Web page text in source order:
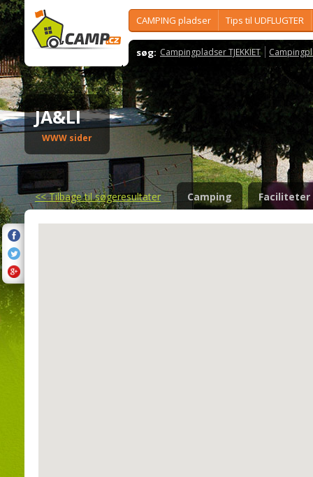
CAMPING pladser Tips til UDFLUGTER
søg: Campingpladser TJEKKIET
JA&LI
WWW sider
<<Tilbage til søgeresultater Camping Faciliteter